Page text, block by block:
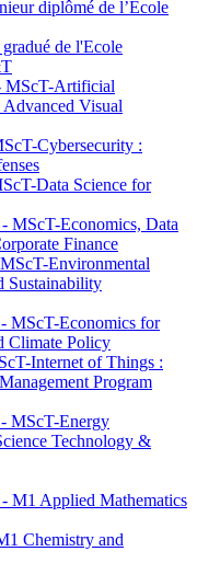
diplômé de l’École
de l'Ecole
Artificial
Visual
Cybersecurity :
Data Science for
MScT-Economics, Data
Finance
Environmental
Sustainability
MScT-Economics for
Climate Policy
Internet of Things :
Program
MScT-Energy
Technology &
M1 Applied Mathematics
Chemistry and